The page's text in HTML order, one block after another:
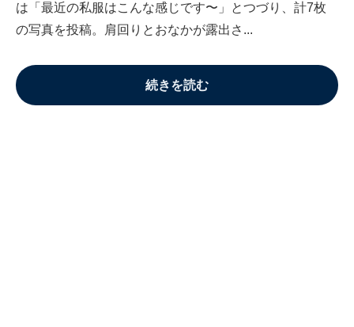
は「最近の私服はこんな感じです〜」とつづり、計7枚
の写真を投稿。肩回りとおなかが露出さ...
続きを読む